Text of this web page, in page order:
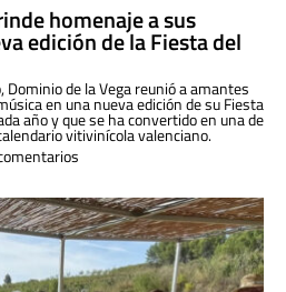
homenaje a sus
edición de la Fiesta del
Dominio de la Vega reunió a amantes
en una nueva edición de su Fiesta
año y que se ha convertido en una de
vitivinícola valenciano.